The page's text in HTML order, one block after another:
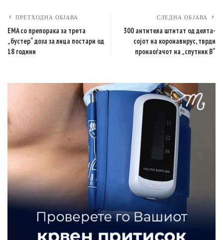
ПРЕТХОДНА ОБЈАВА
EMA со препорака за трета
„бустер“ доза за лица постари од
18 години
СЛЕДНА ОБЈАВА
300 антитела штитат од делта-
сојот на коронавирус, тврди
пронаоѓачот на „спутник В“